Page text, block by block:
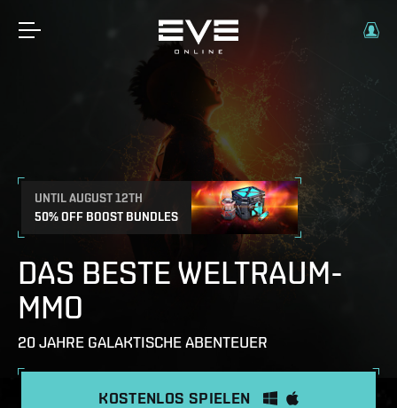
UNTIL AUGUST 12TH
50% OFF BOOST BUNDLES
DAS BESTE WELTRAUM-
MMO
20 JAHRE GALAKTISCHE ABENTEUER
KOSTENLOS SPIELEN